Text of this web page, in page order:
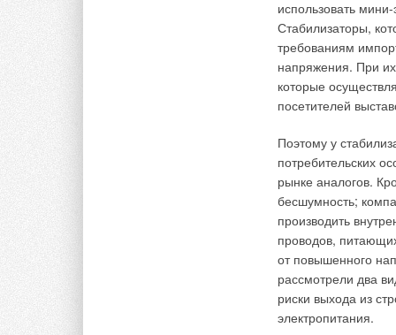
использовать
Стабилизаторы,
требованиям
напряжения. При
которые
посетителей
Поэтому у
потребительских
рынке аналогов.
бесшумность;
производить
проводов,
от повышенного
рассмотрели два
риски выхода из
электропитания.
не
Если в доме уже
отопление и
эффективно в
Добавить комментарий
Ваш E-mail *